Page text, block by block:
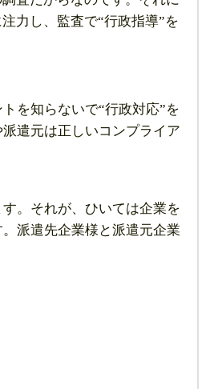
力し、監査で“行政指導”を
を知らないで“行政対応”を
遣元は正しいコンプライア
。それが、ひいては企業を
派遣先企業様と派遣元企業